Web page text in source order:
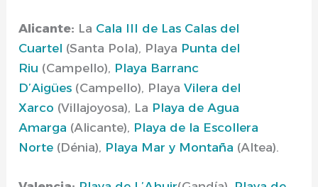
Alicante: La Cala III de Las Calas del
Cuartel (Santa Pola), Playa Punta del
Riu (Campello), Playa Barranc
D’Aigües (Campello), Playa Vilera del
Xarco (Villajoyosa), La Playa de Agua
Amarga (Alicante), Playa de la Escollera
Norte (Dénia), Playa Mar y Montaña (Altea).